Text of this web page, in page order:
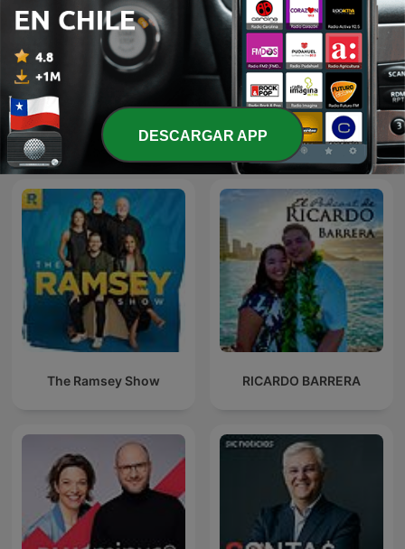
Θα Σας Ειδοποιήσουμε 2GB Weekends
The Ramsey Show RICARDO BARRERA
DESCARGAR APP